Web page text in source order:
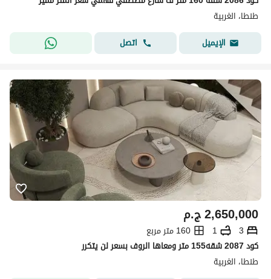
طنطا، الغربية
الإيميل
اتصل
ج.م2,650,000
3
1
160 متر مربع
كود 2087 شقه155 متر ومعاها الروف بسعر لن يتكرر
طنطا، الغربية